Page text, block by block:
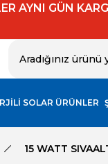
AYNI GÜN
SOLAR ÜRÜNLER
15 WATT